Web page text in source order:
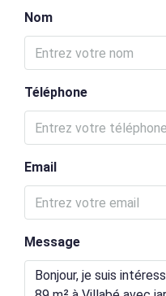
Nom
Téléphone
Email
Message